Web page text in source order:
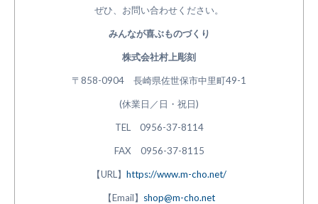
ぜひ、お問い合わせください。
みんなが喜ぶものづくり
株式会社村上彫刻
〒858-0904 長崎県佐世保市中里町49-1
(休業日／日・祝日)
TEL 0956-37-8114
FAX 0956-37-8115
【URL】 https://www.m-cho.net/
【Email】 shop@m-cho.net